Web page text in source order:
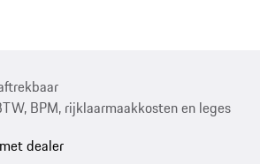
BPM, rijklaarmaakkosten en leges
dealer